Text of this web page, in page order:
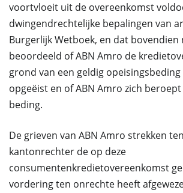
voortvloeit uit de overeenkomst
dwingendrechtelijke bepalingen van
Burgerlijk Wetboek, en dat bovendien
beoordeeld of ABN Amro de
grond van een geldig
opgeëist en of ABN Amro zich
beding.
De grieven van ABN Amro strekken
kantonrechter de op deze
consumentenkredietovereenkomst
vordering ten onrechte heeft